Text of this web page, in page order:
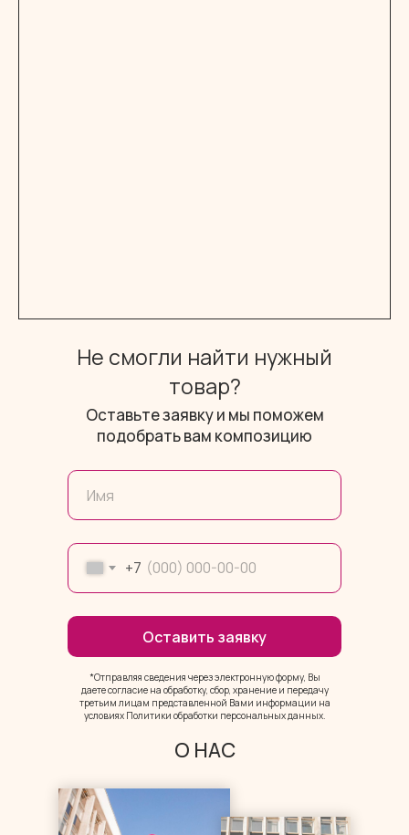
+7
Оставить заявку
Не смогли найти нужный
товар?
Оставьте заявку и мы поможем
подобрать вам композицию
*Отправляя сведения через электронную форму, Вы
даете согласие на обработку, сбор, хранение и передачу
третьим лицам представленной Вами информации на
условиях Политики обработки персональных данных.
О НАС